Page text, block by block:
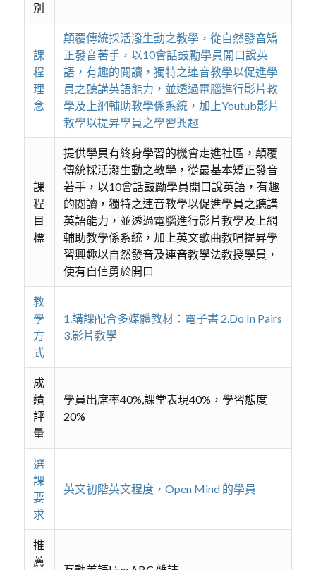
別
課
程
理
念
顛覆傳統採活潑生動之教學，從自然發音矯
正發音著手，以10會話鼓勵學員開口說英
語，有趣的閱讀，獨特之連音教學以促進學
員之聽講英語能力，並透過電腦進行影片教
學及上網輔助教學係系統，加上Youtub影片
教學以提昇學員之學習興趣
課
程
目
標
提供學員有終身學習的機會走進社區，顛覆
傳統採活潑生動之教學，從最基本矯正發音
著手，以10會話鼓勵學員開口說英語，有趣
的閱讀，獨特之連音教學以促進學員之聽講
英語能力，並透過電腦進行影片教學及上網
輔助教學係系統，加上英文歌曲教唱提昇學
習興趣以自然發音及連音教學法教授學員，
使有自信勇於開口
教
學
方
式
1.講課配合多媒體教材：電子書 2.Do In Pairs
3,影片教學
成
績
評
量
學員出席率40%,課堂表現40%，學習態度
20%
選
課
要
求
英文初階英文程度，Open Mind 的學員
推
薦